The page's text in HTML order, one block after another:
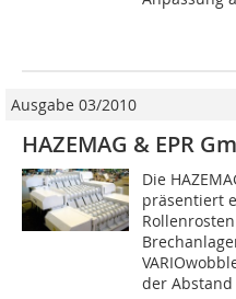
Ausgabe 03/2010
HAZEMAG & EPR
Die
präsentiert
der